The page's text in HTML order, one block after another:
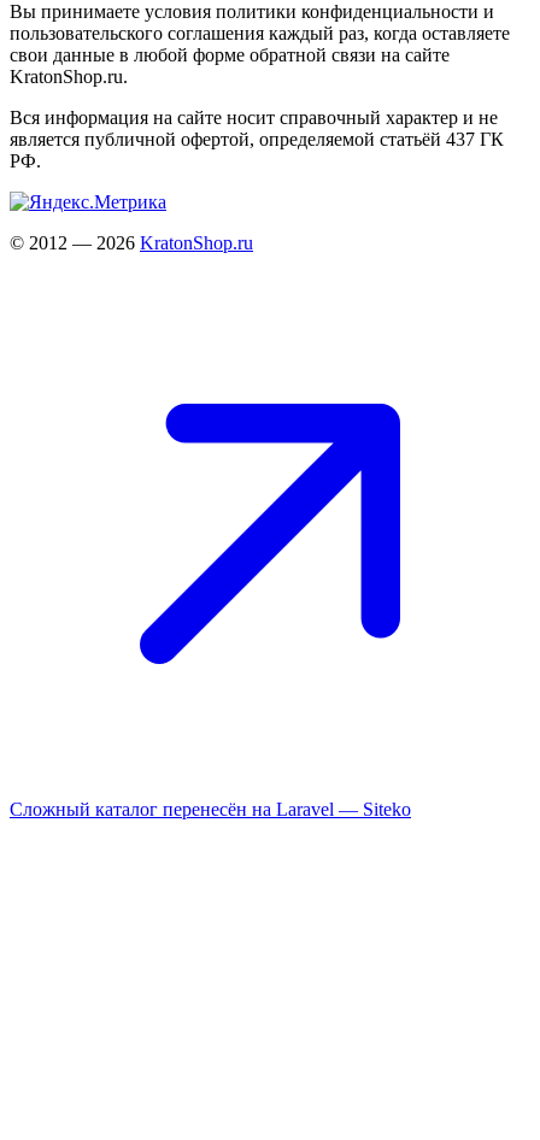
Вы принимаете условия политики конфиденциальности и
пользовательского соглашения каждый раз, когда оставляете
свои данные в любой форме обратной связи на сайте
KratonShop.ru.
Вся информация на сайте носит справочный характер и не
является публичной офертой, определяемой статьёй 437 ГК
РФ.
© 2012 — 2026 KratonShop.ru
Сложный каталог перенесён на Laravel — Siteko